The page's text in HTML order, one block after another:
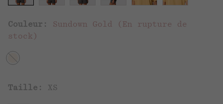
Couleur: Sundown Gold (En rupture de
stock)
Taille: XS